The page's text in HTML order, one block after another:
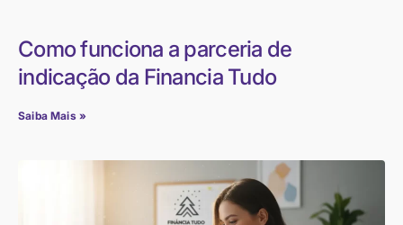
Como funciona a parceria de
indicação da Financia Tudo
Saiba Mais »